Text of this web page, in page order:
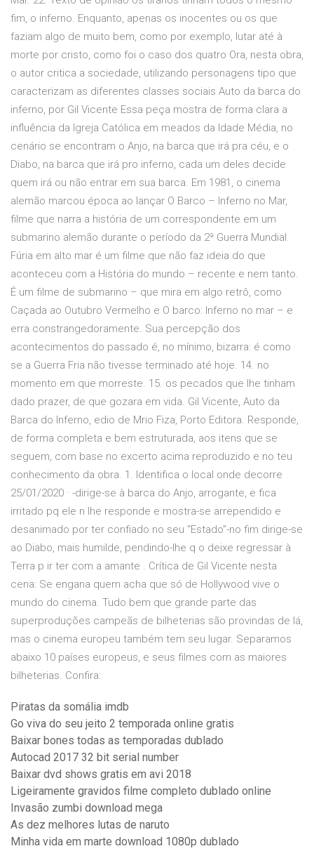
fim, o inferno. Enquanto, apenas os inocentes ou os que
faziam algo de muito bem, como por exemplo, lutar até à
morte por cristo, como foi o caso dos quatro Ora, nesta obra,
o autor critica a sociedade, utilizando personagens tipo que
caracterizam as diferentes classes sociais Auto da barca do
inferno, por Gil Vicente Essa peça mostra de forma clara a
influência da Igreja Católica em meados da Idade Média, no
cenário se encontram o Anjo, na barca que irá pra céu, e o
Diabo, na barca que irá pro inferno, cada um deles decide
quem irá ou não entrar em sua barca. Em 1981, o cinema
alemão marcou época ao lançar O Barco – Inferno no Mar,
filme que narra a história de um correspondente em um
submarino alemão durante o período da 2ª Guerra Mundial.
Fúria em alto mar é um filme que não faz ideia do que
aconteceu com a História do mundo – recente e nem tanto.
É um filme de submarino – que mira em algo retrô, como
Caçada ao Outubro Vermelho e O barco: Inferno no mar – e
erra constrangedoramente. Sua percepção dos
acontecimentos do passado é, no mínimo, bizarra: é como
se a Guerra Fria não tivesse terminado até hoje. 14. no
momento em que morreste. 15. os pecados que lhe tinham
dado prazer, de que gozara em vida. Gil Vicente, Auto da
Barca do Inferno, edio de Mrio Fiza, Porto Editora. Responde,
de forma completa e bem estruturada, aos itens que se
seguem, com base no excerto acima reproduzido e no teu
conhecimento da obra. 1. Identifica o local onde decorre
25/01/2020 · -dirige-se à barca do Anjo, arrogante, e fica
irritado pq ele n lhe responde e mostra-se arrependido e
desanimado por ter confiado no seu “Estado”-no fim dirige-se
ao Diabo, mais humilde, pendindo-lhe q o deixe regressar à
Terra p ir ter com a amante . Crítica de Gil Vicente nesta
cena: Se engana quem acha que só de Hollywood vive o
mundo do cinema. Tudo bem que grande parte das
superproduções campeãs de bilheterias são provindas de lá,
mas o cinema europeu também tem seu lugar. Separamos
abaixo 10 países europeus, e seus filmes com as maiores
bilheterias. Confira:
Piratas da somália imdb
Go viva do seu jeito 2 temporada online gratis
Baixar bones todas as temporadas dublado
Autocad 2017 32 bit serial number
Baixar dvd shows gratis em avi 2018
Ligeiramente gravidos filme completo dublado online
Invasão zumbi download mega
As dez melhores lutas de naruto
Minha vida em marte download 1080p dublado